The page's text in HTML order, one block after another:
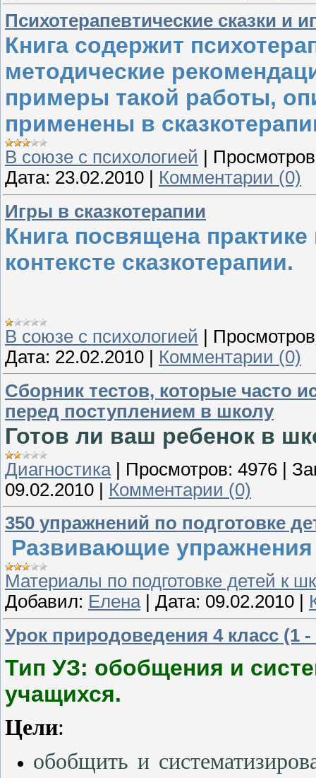
Психотерапевтические сказки и
Книга содержит
методические
примеры такой работы,
применены в
В союзе с психологией
Дата: 23.02.2010
Комментарии (0)
Игры в сказкотерапии
Книга посвящена
контексте сказкотерапии.
В союзе с психологией
Дата: 22.02.2010
Комментарии (0)
Сборник тестов, которые часто
перед поступлением в школу
Готов ли ваш ребенок в
Диагностика | Просмотров: 4976 |
09.02.2010 | Комментарии (0)
350 упражнений по подготовке
Развивающие
Материалы по подготовке детей к
Добавил: Елена| Дата: 09.02.2010
Урок природоведения 4 класс (1
Тип УЗ: обобщения и
учащихся.
Цели:
обобщить и